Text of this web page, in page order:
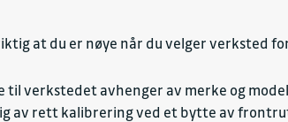
at du er nøye når du velger verksted
til verkstedet avhenger av merke og
av rett kalibrering ved et bytte av